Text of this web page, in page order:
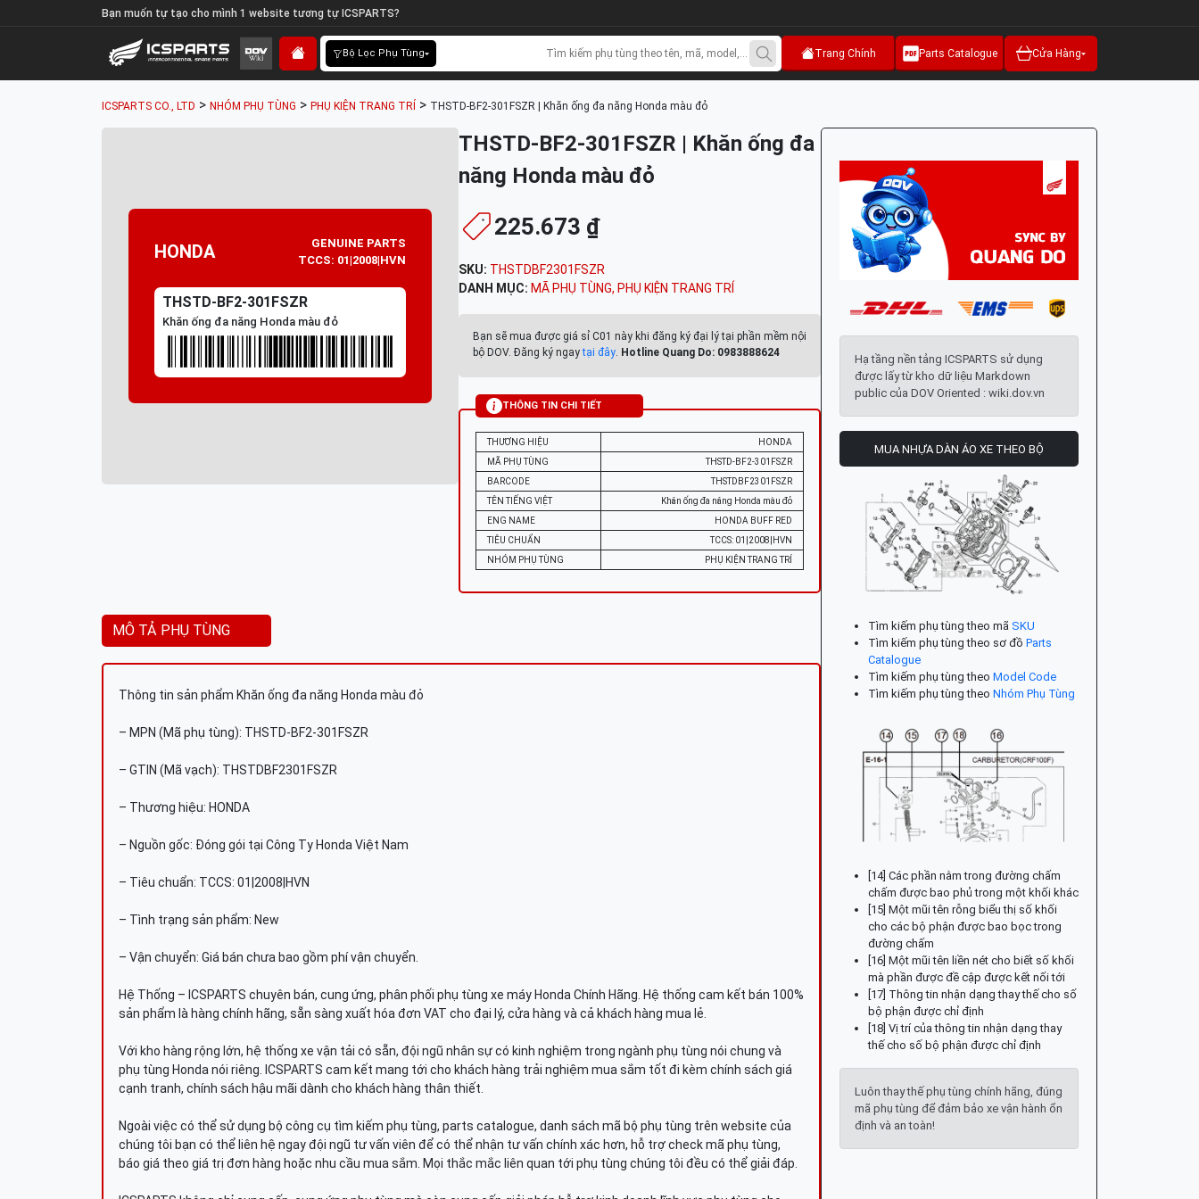
Bạn muốn tự tạo cho mình 1 website tương tự ICSPARTS?
Bộ Lọc Phụ Tùng Trang Chính Parts Catalogue Cửa Hàng
ICSPARTS CO., LTD > NHÓM PHỤ TÙNG > PHỤ KIỆN TRANG TRÍ > THSTD-BF2-301FSZR | Khăn ống đa năng Honda màu đỏ
HONDA
GENUINE PARTS
TCCS: 01|2008|HVN
THSTD-BF2-301FSZR
Khăn ống đa năng Honda màu đỏ
THSTD-BF2-301FSZR | Khăn ống đa
năng Honda màu đỏ
225.673 ₫
SKU: THSTDBF2301FSZR
DANH MỤC: MÃ PHỤ TÙNG, PHỤ KIỆN TRANG TRÍ
Bạn sẽ mua được giá sỉ C01 này khi đăng ký đại lý tại phần mềm nội
bộ DOV. Đăng ký ngaytại đây. Hotline Quang Do: 0983888624
THÔNG TIN CHI TIẾT
THƯƠNG HIỆU
HONDA
MÃ PHỤ TÙNG
THSTD-BF2-301FSZR
BARCODE
THSTDBF2301FSZR
TÊN TIẾNG VIỆT
Khăn ống đa năng Honda màu đỏ
ENG NAME
HONDA BUFF RED
TIÊU CHUẨN
TCCS: 01|2008|HVN
NHÓM PHỤ TÙNG
PHỤ KIỆN TRANG TRÍ
MÔ TẢ PHỤ TÙNG
Thông tin sản phẩm Khăn ống đa năng Honda màu đỏ
– MPN (Mã phụ tùng): THSTD-BF2-301FSZR
– GTIN (Mã vạch): THSTDBF2301FSZR
– Thương hiệu: HONDA
– Nguồn gốc: Đóng gói tại Công Ty Honda Việt Nam
– Tiêu chuẩn: TCCS: 01|2008|HVN
– Tình trạng sản phẩm: New
– Vận chuyển: Giá bán chưa bao gồm phí vận chuyển.
Hệ Thống – ICSPARTS chuyên bán, cung ứng, phân phối phụ tùng xe máy Honda Chính Hãng. Hệ thống cam kết bán 100%
sản phẩm là hàng chính hãng, sẵn sàng xuất hóa đơn VAT cho đại lý, cửa hàng và cả khách hàng mua lẻ.
Với kho hàng rộng lớn, hệ thống xe vận tải có sẵn, đội ngũ nhân sự có kinh nghiệm trong ngành phụ tùng nói chung và
phụ tùng Honda nói riêng. ICSPARTS cam kết mang tới cho khách hàng trải nghiệm mua sắm tốt đi kèm chính sách giá
cạnh tranh, chính sách hậu mãi dành cho khách hàng thân thiết.
Ngoài việc có thể sử dụng bộ công cụ tìm kiếm phụ tùng, parts catalogue, danh sách mã bộ phụ tùng trên website của
chúng tôi bạn có thể liên hệ ngay đội ngũ tư vấn viên để có thể nhận tư vấn chính xác hơn, hỗ trợ check mã phụ tùng,
báo giá theo giá trị đơn hàng hoặc nhu cầu mua sắm. Mọi thắc mắc liên quan tới phụ tùng chúng tôi đều có thể giải đáp.
Hạ tầng nền tảng ICSPARTS sử dụng
được lấy từ kho dữ liệu Markdown
public của DOV Oriented : wiki.dov.vn
MUA NHỰA DÀN ÁO XE THEO BỘ
Tìm kiếm phụ tùng theo mã SKU
Tìm kiếm phụ tùng theo sơ đồ Parts
Catalogue
Tìm kiếm phụ tùng theo Model Code
Tìm kiếm phụ tùng theo Nhóm Phụ Tùng
[14] Các phần nằm trong đường chấm
chấm được bao phủ trong một khối khác
[15] Một mũi tên rỗng biểu thị số khối
cho các bộ phận được bao bọc trong
đường chấm
[16] Một mũi tên liền nét cho biết số khối
mà phần được đề cập được kết nối tới
[17] Thông tin nhận dạng thay thế cho số
bộ phận được chỉ định
[18] Vị trí của thông tin nhận dạng thay
thế cho số bộ phận được chỉ định
Luôn thay thế phụ tùng chính hãng, đúng
mã phụ tùng để đảm bảo xe vận hành ổn
định và an toàn!